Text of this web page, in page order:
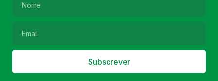
Subscrever
Filtro de Partículas Óleos